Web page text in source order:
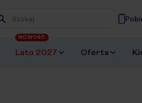
Wpisz frazę, której szukasz
Lato 2027
NOWOŚĆ
Oferta